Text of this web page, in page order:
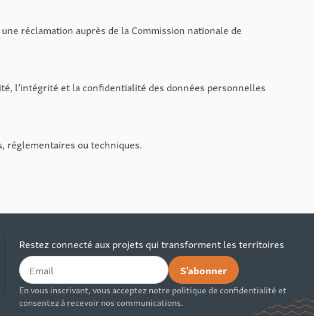
réclamation auprès de la Commission nationale de
l’intégrité et la confidentialité des données personnelles
réglementaires ou techniques.
Restez connecté aux projets qui transforment les territoires
En vous inscrivant, vous acceptez notre politique de confidentialité et
consentez à recevoir nos communications.